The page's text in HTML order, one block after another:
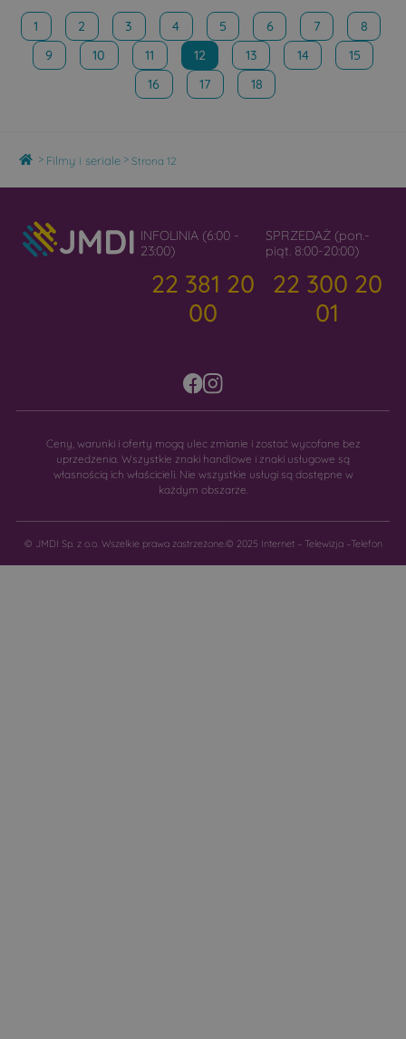
1 2 3 4 5 6 7
8
9
10 11 12 13 14
15
16
17 18
Home
> Filmy i seriale> Strona 12
INFOLINIA (6:00 -
23:00)
22 381 20
00
SPRZEDAŻ (pon.-
piąt. 8:00-20:00)
22 300 20
01
Ceny, warunki i oferty mogą ulec zmianie i zostać wycofane bez
uprzedzenia. Wszystkie znaki handlowe i znaki usługowe są
własnością ich właścicieli. Nie wszystkie usługi są dostępne w
każdym obszarze.
© JMDI Sp. z o.o. Wszelkie prawa zastrzeżone.© 2025 Internet – Telewizja –Telefon